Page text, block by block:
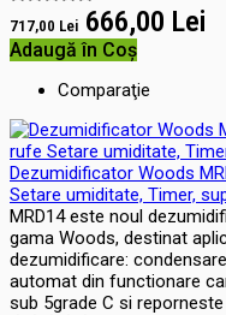
717,00 Lei 666,00 Lei
Adaugă în Coş
Comparaţie
Dezumidificator Woods
Setare umiditate, Timer,
MRD14 este noul
gama Woods, destinat
dezumidificare:
automat din functionare
sub 5grade C si